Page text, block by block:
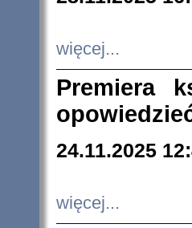
więcej...
Premiera
24.11.2025
więcej...